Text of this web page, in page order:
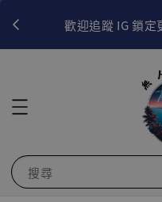
歡迎追蹤 IG 鎖定
搜尋